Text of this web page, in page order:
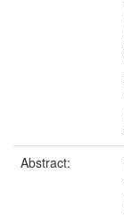
Abstract: